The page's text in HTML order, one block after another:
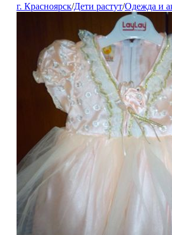
г. Красноярск/Дети растут/Одежда и